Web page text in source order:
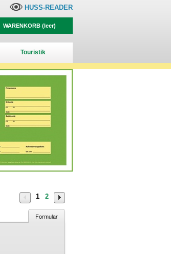
Touristik
HUSS-READER
WARENKORB(leer)
1 2
Formular